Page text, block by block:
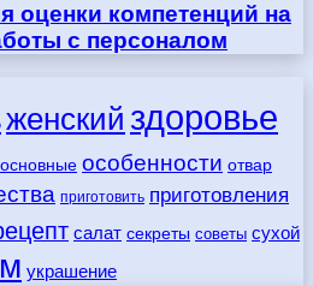
оценки компетенций на
с персоналом
женский здоровье
основные особенности отвар
приготовить приготовления
салат секреты советы сухой
украшение